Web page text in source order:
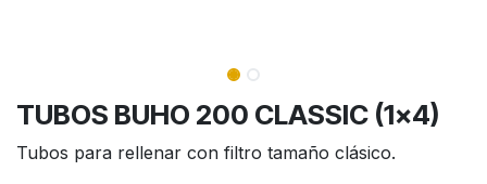
TUBOS BUHO 200 CLASSIC (1x4)
Tubos para rellenar con filtro tamaño clásico.